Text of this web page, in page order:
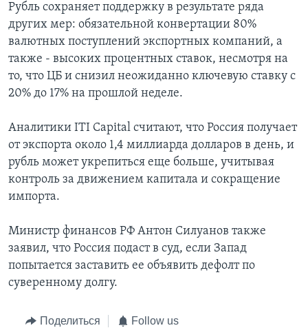
Рубль сохраняет поддержку в результате ряда
других мер: обязательной конвертации 80%
валютных поступлений экспортных компаний, а
также - высоких процентных ставок, несмотря на
то, что ЦБ и снизил неожиданно ключевую ставку с
20% до 17% на прошлой неделе.
Аналитики ITI Capital считают, что Россия получает
от экспорта около 1,4 миллиарда долларов в день, и
рубль может укрепиться еще больше, учитывая
контроль за движением капитала и сокращение
импорта.
Министр финансов РФ Антон Силуанов также
заявил, что Россия подаст в суд, если Запад
попытается заставить ее объявить дефолт по
суверенному долгу.
Поделиться Follow us